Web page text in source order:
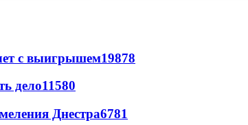
с выигрышем19878
дело11580
Днестра6781